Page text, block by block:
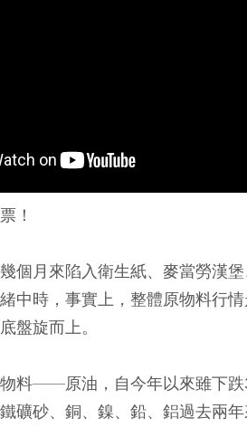
！
個月來陷入衛生紙、麥當勞
中時，事實上，整體原物料行
盤旋而上。
料——原油，自今年以來雖下
礦砂、銅、鎳、鉛、鋁過去兩